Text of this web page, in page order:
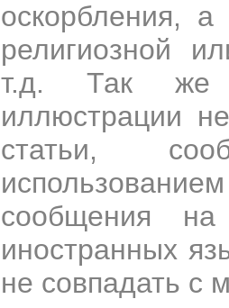
оскорбления,
религиозной
т.д. Так же
иллюстрации
статьи,
сообщения
иностранных
не совпадать с